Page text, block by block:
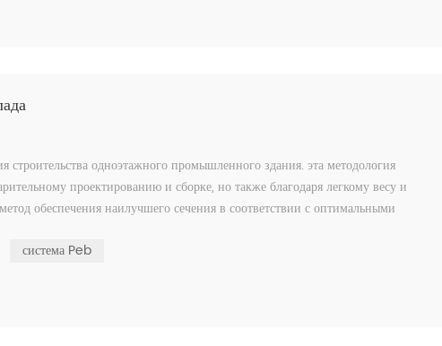
одноэтажного промышленного здания. эта методология
проектированию и сборке, но также благодаря легкому весу и
обеспечения наилучшего сечения в соответствии с оптимальными
система Peb